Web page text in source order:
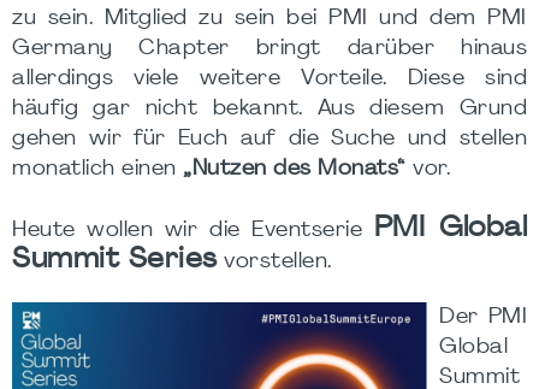
zu sein. Mitglied zu sein bei PMI und dem PMI
Germany Chapter bringt darüber hinaus
allerdings viele weitere Vorteile. Diese sind
häufig gar nicht bekannt. Aus diesem Grund
gehen wir für Euch auf die Suche und stellen
monatlich einen „Nutzen des Monats“ vor.
Heute wollen wir die Eventserie PMI Global
Summit Seriesvorstellen.
Der PMI
Global
Summit